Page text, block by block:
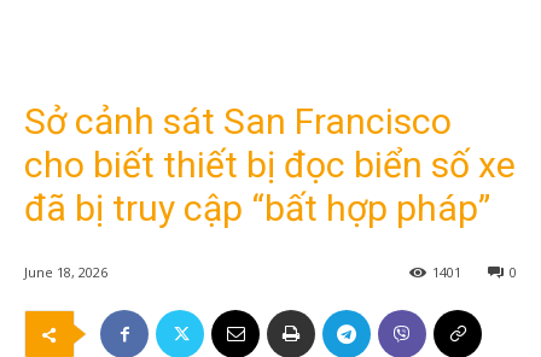
Sở cảnh sát San Francisco
cho biết thiết bị đọc biển số xe
đã bị truy cập “bất hợp pháp”
June 18, 2026 0
1401